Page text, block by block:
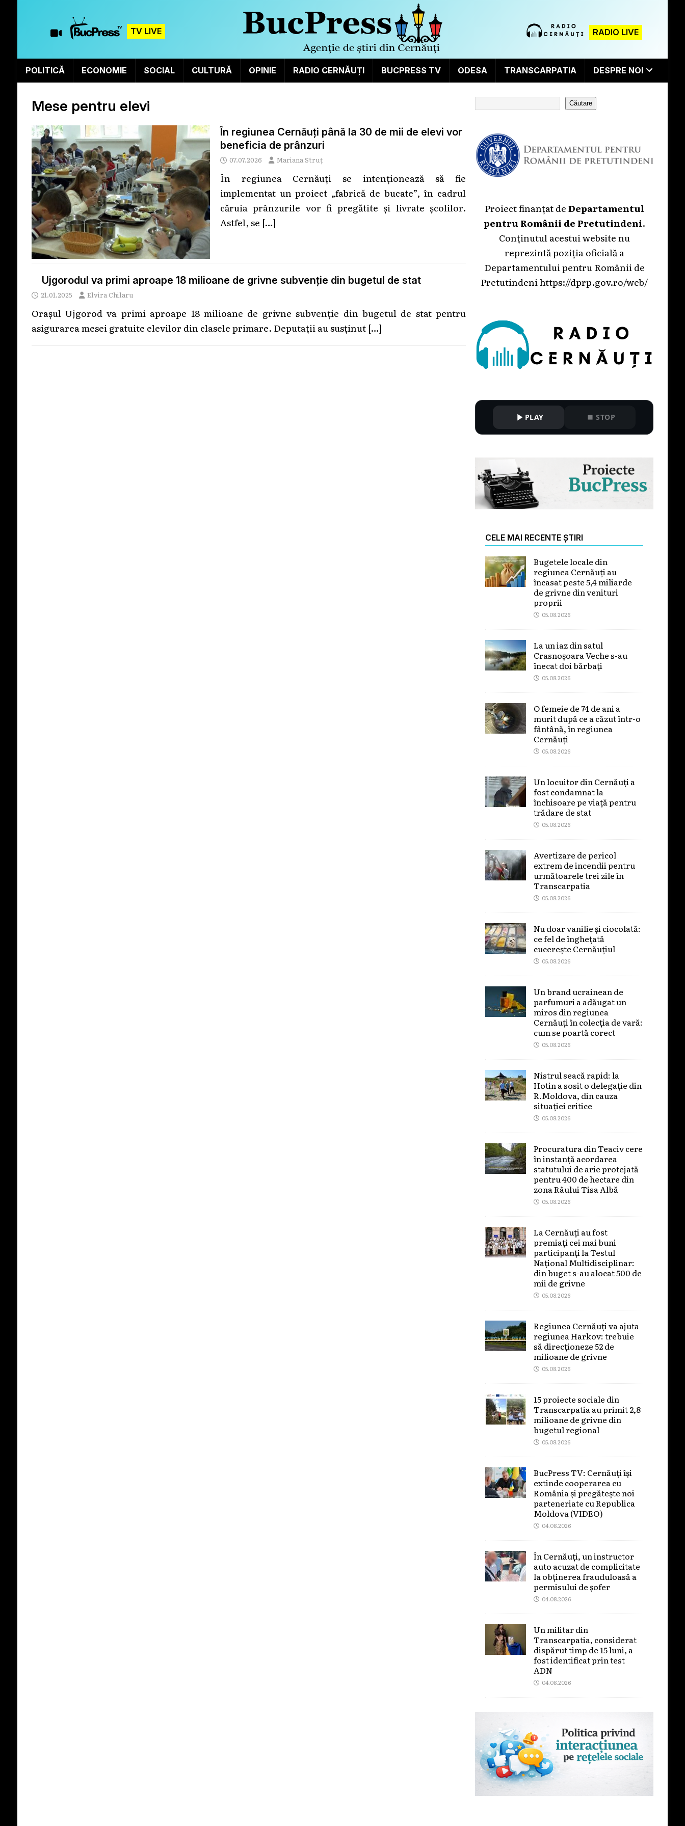
TV LIVE RADIO LIVE
POLITICĂ ECONOMIE SOCIAL CULTURĂ OPINIE RADIO CERNĂUȚI BUCPRESS TV ODESA TRANSCARPATIA DESPRE NOI
Mese pentru elevi
În regiunea Cernăuți până la 30 de mii de elevi vor
beneficia de prânzuri
07.07.2026 Mariana Struț
În regiunea Cernăuți se intenționează să fie
implementat un proiect „fabrică de bucate”, în cadrul
căruia prânzurile vor fi pregătite și livrate școlilor.
Astfel, se […]
Ujgorodul va primi aproape 18 milioane de grivne subvenție din bugetul de stat
21.01.2025 Elvira Chilaru
Orașul Ujgorod va primi aproape 18 milioane de grivne subvenție din bugetul de stat pentru
asigurarea mesei gratuite elevilor din clasele primare. Deputații au susținut […]
Căutare
Proiect finanțat deDepartamentul
pentru Românii de Pretutindeni.
Conținutul acestui website nu
reprezintă poziția oficială a
Departamentului pentru Românii de
Pretutindenihttps://dprp.gov.ro/web/
PLAY STOP
CELE MAI RECENTE ȘTIRI
Bugetele locale din
regiunea Cernăuți au
încasat peste 5,4 miliarde
de grivne din venituri
proprii
05.08.2026
La un iaz din satul
Crasnoșoara Veche s-au
înecat doi bărbați
05.08.2026
O femeie de 74 de ani a
murit după ce a căzut într-o
fântână, în regiunea
Cernăuți
05.08.2026
Un locuitor din Cernăuți a
fost condamnat la
închisoare pe viață pentru
trădare de stat
05.08.2026
Avertizare de pericol
extrem de incendii pentru
următoarele trei zile în
Transcarpatia
05.08.2026
Nu doar vanilie și ciocolată:
ce fel de înghețată
cucerește Cernăuțiul
05.08.2026
Un brand ucrainean de
parfumuri a adăugat un
miros din regiunea
Cernăuți în colecția de vară:
cum se poartă corect
05.08.2026
Nistrul seacă rapid: la
Hotin a sosit o delegație din
R.Moldova, din cauza
situației critice
05.08.2026
Procuratura din Teaciv cere
în instanță acordarea
statutului de arie protejată
pentru 400 de hectare din
zona Râului Tisa Albă
05.08.2026
La Cernăuți au fost
premiați cei mai buni
participanți la Testul
Național Multidisciplinar:
din buget s-au alocat 500 de
mii de grivne
05.08.2026
Regiunea Cernăuți va ajuta
regiunea Harkov: trebuie
să direcționeze 52 de
milioane de grivne
05.08.2026
15 proiecte sociale din
Transcarpatia au primit 2,8
milioane de grivne din
bugetul regional
05.08.2026
BucPress TV: Cernăuți își
extinde cooperarea cu
România și pregătește noi
parteneriate cu Republica
Moldova (VIDEO)
04.08.2026
În Cernăuți, un instructor
auto acuzat de complicitate
la obținerea frauduloasă a
permisului de șofer
04.08.2026
Un militar din
Transcarpatia, considerat
dispărut timp de 15 luni, a
fost identificat prin test
ADN
04.08.2026